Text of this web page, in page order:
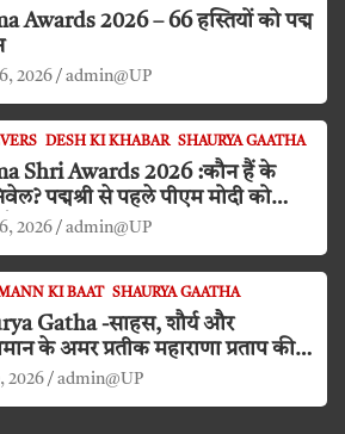
Awards 2026 – 66 हस्तियों को पद्म
2026 admin@UP
DESH KI KHABAR SHAURYA GAATHA
Shri Awards 2026 :कौन हैं के
पद्मश्री से पहले पीएम मोदी को
प्रणाम
2026 admin@UP
KI BAAT SHAURYA GAATHA
Gatha -साहस, शौर्य और
के अमर प्रतीक महाराणा प्रताप की
2026 admin@UP